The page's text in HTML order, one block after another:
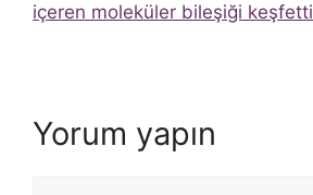
içeren moleküler bileşiği keşfetti
Yorum yapın